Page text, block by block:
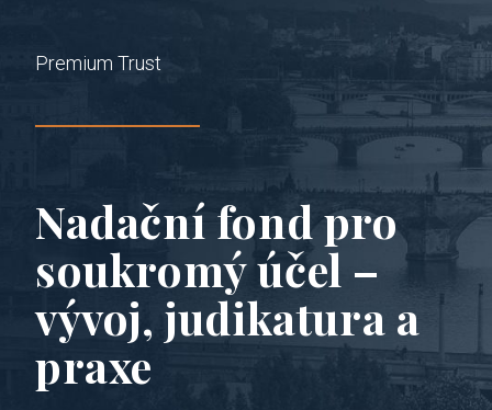
Premium Trust
Nadační fond pro
soukromý účel –
vývoj, judikatura a
praxe